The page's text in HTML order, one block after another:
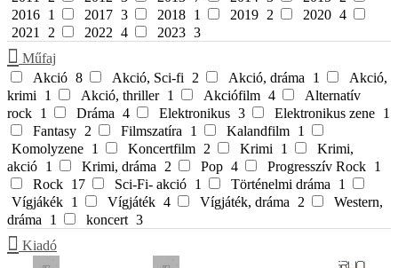
2016 1 2017 3 2018 1 2019 2 2020 4
2021 2 2022 4 2023 3
Műfaj
Akció 8 Akció, Sci-fi 2 Akció, dráma 1
Akció,
krimi 1 Akció, thriller 1 Akciófilm 4
Alternatív
rock 1 Dráma 4 Elektronikus 3 Elektronikus zene 1
Fantasy 2 Filmszatíra 1 Kalandfilm 1
Komolyzene 1 Koncertfilm 2 Krimi 1
Krimi,
akció 1 Krimi, dráma 2 Pop 4 Progresszív Rock 1
Rock 17 Sci-Fi- akció 1 Történelmi dráma 1
Vígjákék 1 Vígjáték 4 Vígjáték, dráma 2
Western,
dráma 1 koncert 3
Kiadó